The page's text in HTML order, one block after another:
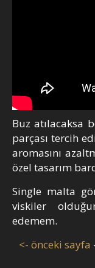
Buz atılacaksa
parçası tercih
aromasını
özel tasarım
Single malta
viskiler
edemem.
<- önceki sayfa